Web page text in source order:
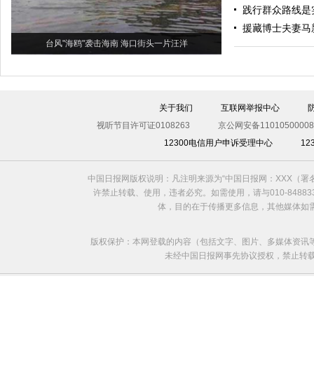
台风"海鸥"袭击海南 海口街头一片汪洋
践行群众路线
援藏博士夫妻
关于我们 互联网举报中心
视听节目许可证0108263
京公网安备
12300电信用户申诉受理中心
中国日报网版权说明：凡注明来源为“中国日报网：XXX（
许禁止转载、使用，违者必究。如需使用，请与010-
体，目的在于传播更多信息，其他媒体
版权保护：本网登载的内容（包括文字、图片、多媒体资
未经中国日报网事先协议授权，禁止转